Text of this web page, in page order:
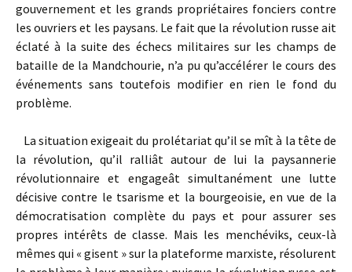
gouvernement et les grands propriétaires fonciers contre
les ouvriers et les paysans. Le fait que la révolution russe ait
éclaté à la suite des échecs militaires sur les champs de
bataille de la Mandchourie, n’a pu qu’accélérer le cours des
événements sans toutefois modifier en rien le fond du
problème.
La situation exigeait du prolétariat qu’il se mît à la tête de
la révolution, qu’il ralliât autour de lui la paysannerie
révolutionnaire et engageât simultanément une lutte
décisive contre le tsarisme et la bourgeoisie, en vue de la
démocratisation complète du pays et pour assurer ses
propres intérêts de classe. Mais les menchéviks, ceux-là
mêmes qui « gisent » sur la plateforme marxiste, résolurent